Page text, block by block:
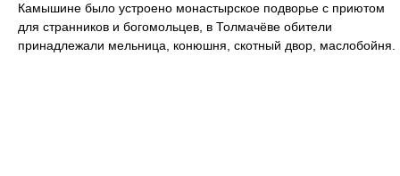
Камышине было устроено монастырское подворье с приютом
для странников и богомольцев, в Толмачёве обители
принадлежали мельница, конюшня, скотный двор, маслобойня.